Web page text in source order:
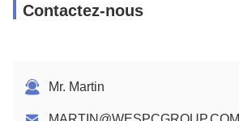
Contactez-nous
Mr. Martin